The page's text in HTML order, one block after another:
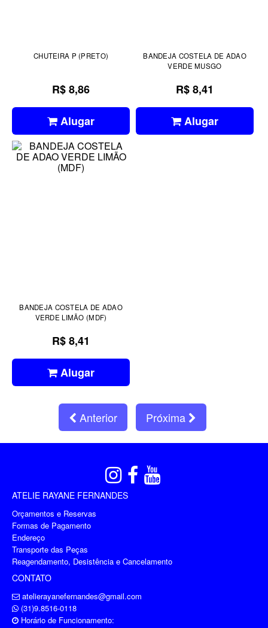
CHUTEIRA P (PRETO)
R$ 8,86
Alugar
BANDEJA COSTELA DE ADAO
VERDE MUSGO
R$ 8,41
Alugar
BANDEJA COSTELA DE ADAO
VERDE LIMÃO (MDF)
R$ 8,41
Alugar
Anterior Próxima
ATELIE RAYANE FERNANDES
Orçamentos e Reservas
Formas de Pagamento
Endereço
Transporte das Peças
Reagendamento, Desistência e Cancelamento
CONTATO
atelierayanefernandes@gmail.com
(31)9.8516-0118
Horário de Funcionamento: